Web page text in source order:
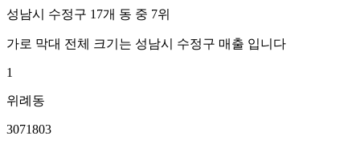
성남시 수정구 17개 동 중 7위
가로 막대 전체 크기는 성남시 수정구 매출 입니다
1
위례동
3071803